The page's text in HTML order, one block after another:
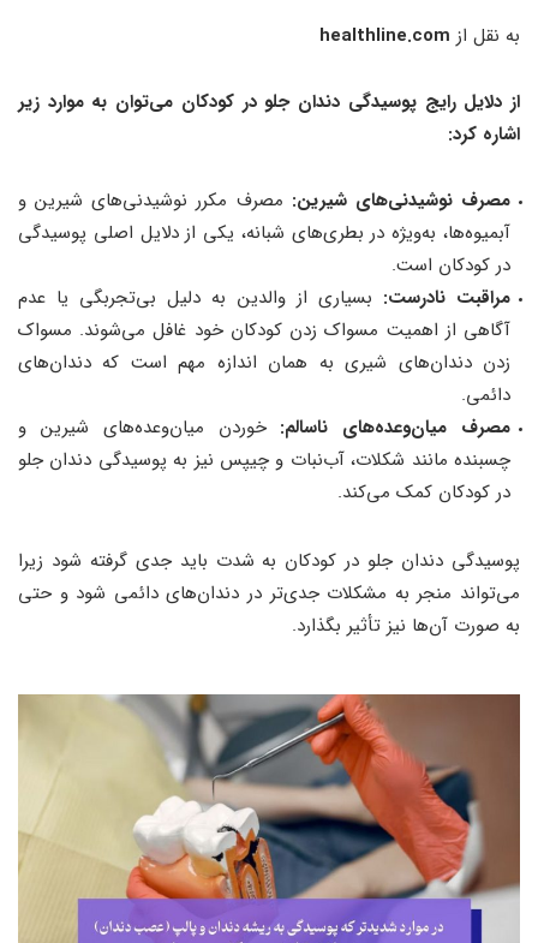
به نقل از healthline.com
از دلایل رایج پوسیدگی دندان جلو در کودکان می‌توان به موارد زیر
اشاره کرد:
مصرف نوشیدنی‌های شیرین: مصرف مکرر نوشیدنی‌های شیرین و
آبمیوه‌ها، به‌ویژه در بطری‌های شبانه، یکی از دلایل اصلی پوسیدگی
در کودکان است.
مراقبت نادرست: بسیاری از والدین به دلیل بی‌تجربگی یا عدم
آگاهی از اهمیت مسواک زدن کودکان خود غافل می‌شوند. مسواک
زدن دندان‌های شیری به همان اندازه مهم است که دندان‌های
دائمی.
مصرف میان‌وعده‌های ناسالم: خوردن میان‌وعده‌های شیرین و
چسبنده مانند شکلات، آب‌نبات و چیپس نیز به پوسیدگی دندان جلو
در کودکان کمک می‌کند.
پوسیدگی دندان جلو در کودکان به شدت باید جدی گرفته شود زیرا
می‌تواند منجر به مشکلات جدی‌تر در دندان‌های دائمی شود و حتی
به صورت آن‌ها نیز تأثیر بگذارد.